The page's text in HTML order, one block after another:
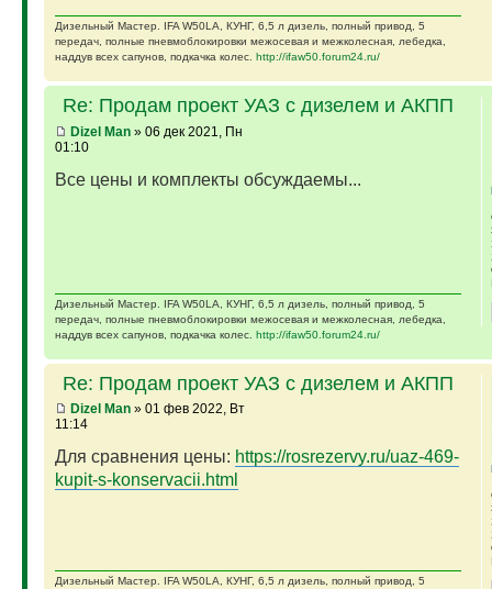
Дизельный Мастер. IFA W50LA, КУНГ, 6,5 л дизель, полный привод, 5
передач, полные пневмоблокировки межосевая и межколесная, лебедка,
наддув всех сапунов, подкачка колес. http://ifaw50.forum24.ru/
Re: Продам проект УАЗ с дизелем и АКПП
Dizel Man» 06 дек 2021, Пн
01:10
Все цены и комплекты обсуждаемы...
Дизельный Мастер. IFA W50LA, КУНГ, 6,5 л дизель, полный привод, 5
передач, полные пневмоблокировки межосевая и межколесная, лебедка,
наддув всех сапунов, подкачка колес. http://ifaw50.forum24.ru/
Re: Продам проект УАЗ с дизелем и АКПП
Dizel Man» 01 фев 2022, Вт
11:14
Для сравнения цены: https://rosrezervy.ru/uaz-469-
kupit-s-konservacii.html
Дизельный Мастер. IFA W50LA, КУНГ, 6,5 л дизель, полный привод, 5